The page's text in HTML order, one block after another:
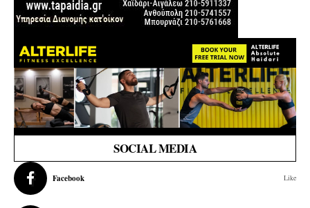
SOCIAL MEDIA
Facebook Like